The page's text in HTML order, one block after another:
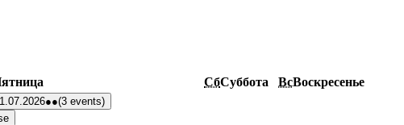
СбСуббота ВсВоскресенье
●●(3 events)